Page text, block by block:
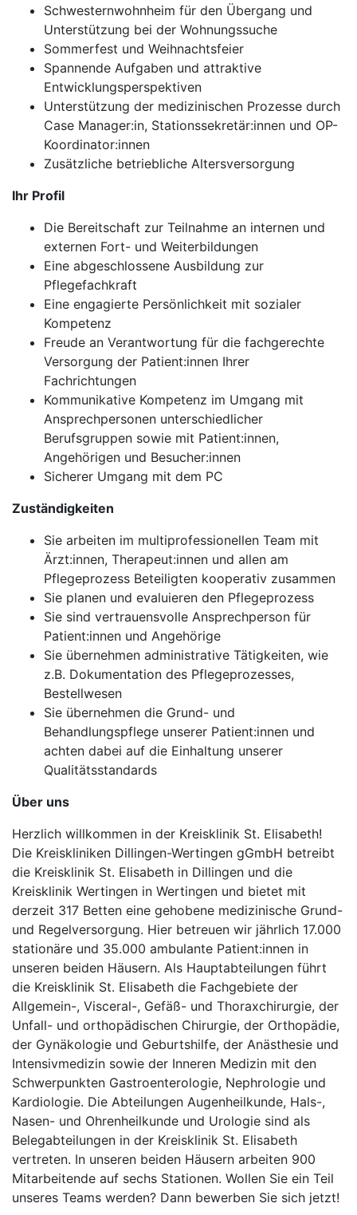
Schwesternwohnheim für den Übergang und
Unterstützung bei der Wohnungssuche
Sommerfest und Weihnachtsfeier
Spannende Aufgaben und attraktive
Entwicklungsperspektiven
Unterstützung der medizinischen Prozesse durch
Case Manager:in, Stationssekretär:innen und OP-
Koordinator:innen
Zusätzliche betriebliche Altersversorgung
Ihr Profil
Die Bereitschaft zur Teilnahme an internen und
externen Fort- und Weiterbildungen
Eine abgeschlossene Ausbildung zur
Pflegefachkraft
Eine engagierte Persönlichkeit mit sozialer
Kompetenz
Freude an Verantwortung für die fachgerechte
Versorgung der Patient:innen Ihrer
Fachrichtungen
Kommunikative Kompetenz im Umgang mit
Ansprechpersonen unterschiedlicher
Berufsgruppen sowie mit Patient:innen,
Angehörigen und Besucher:innen
Sicherer Umgang mit dem PC
Zuständigkeiten
Sie arbeiten im multiprofessionellen Team mit
Ärzt:innen, Therapeut:innen und allen am
Pflegeprozess Beteiligten kooperativ zusammen
Sie planen und evaluieren den Pflegeprozess
Sie sind vertrauensvolle Ansprechperson für
Patient:innen und Angehörige
Sie übernehmen administrative Tätigkeiten, wie
z.B. Dokumentation des Pflegeprozesses,
Bestellwesen
Sie übernehmen die Grund- und
Behandlungspflege unserer Patient:innen und
achten dabei auf die Einhaltung unserer
Qualitätsstandards
Über uns
Herzlich willkommen in der Kreisklinik St. Elisabeth!
Die Kreiskliniken Dillingen-Wertingen gGmbH betreibt
die Kreisklinik St. Elisabeth in Dillingen und die
Kreisklinik Wertingen in Wertingen und bietet mit
derzeit 317 Betten eine gehobene medizinische Grund-
und Regelversorgung. Hier betreuen wir jährlich 17.000
stationäre und 35.000 ambulante Patient:innen in
unseren beiden Häusern. Als Hauptabteilungen führt
die Kreisklinik St. Elisabeth die Fachgebiete der
Allgemein-, Visceral-, Gefäß- und Thoraxchirurgie, der
Unfall- und orthopädischen Chirurgie, der Orthopädie,
der Gynäkologie und Geburtshilfe, der Anästhesie und
Intensivmedizin sowie der Inneren Medizin mit den
Schwerpunkten Gastroenterologie, Nephrologie und
Kardiologie. Die Abteilungen Augenheilkunde, Hals-,
Nasen- und Ohrenheilkunde und Urologie sind als
Belegabteilungen in der Kreisklinik St. Elisabeth
vertreten. In unseren beiden Häusern arbeiten 900
Mitarbeitende auf sechs Stationen. Wollen Sie ein Teil
unseres Teams werden? Dann bewerben Sie sich jetzt!